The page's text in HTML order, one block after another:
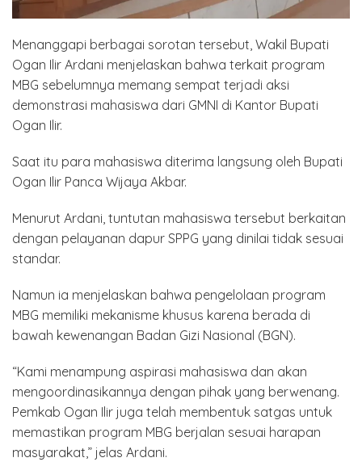
Menanggapi berbagai sorotan tersebut, Wakil Bupati
Ogan Ilir Ardani menjelaskan bahwa terkait program
MBG sebelumnya memang sempat terjadi aksi
demonstrasi mahasiswa dari GMNI di Kantor Bupati
Ogan Ilir.
Saat itu para mahasiswa diterima langsung oleh Bupati
Ogan Ilir Panca Wijaya Akbar.
Menurut Ardani, tuntutan mahasiswa tersebut berkaitan
dengan pelayanan dapur SPPG yang dinilai tidak sesuai
standar.
Namun ia menjelaskan bahwa pengelolaan program
MBG memiliki mekanisme khusus karena berada di
bawah kewenangan Badan Gizi Nasional (BGN).
“Kami menampung aspirasi mahasiswa dan akan
mengoordinasikannya dengan pihak yang berwenang.
Pemkab Ogan Ilir juga telah membentuk satgas untuk
memastikan program MBG berjalan sesuai harapan
masyarakat,” jelas Ardani.